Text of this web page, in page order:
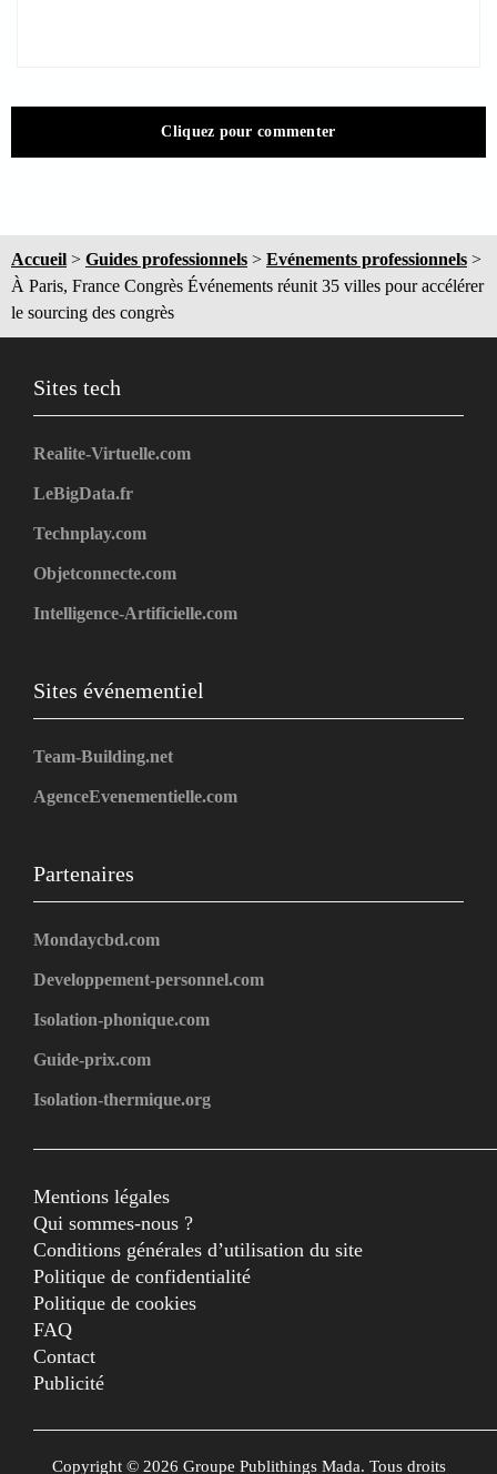
Cliquez pour commenter
Accueil > Guides professionnels > Evénements professionnels >
À Paris, France Congrès Événements réunit 35 villes pour accélérer
le sourcing des congrès
Sites tech
Realite-Virtuelle.com
LeBigData.fr
Technplay.com
Objetconnecte.com
Intelligence-Artificielle.com
Sites événementiel
Team-Building.net
AgenceEvenementielle.com
Partenaires
Mondaycbd.com
Developpement-personnel.com
Isolation-phonique.com
Guide-prix.com
Isolation-thermique.org
Mentions légales
Qui sommes-nous ?
Conditions générales d’utilisation du site
Politique de confidentialité
Politique de cookies
FAQ
Contact
Publicité
Copyright © 2026 Groupe Publithings Mada. Tous droits